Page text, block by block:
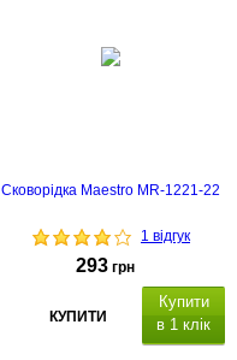
Сковорідка Maestro MR-1221-22
1 відгук
293 грн
КУПИТИ
Купити
в 1 клік